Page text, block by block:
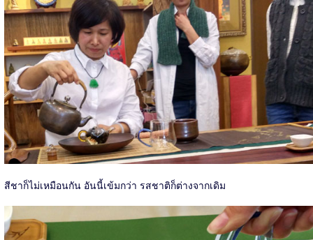
สีชาก็ไม่เหมือนกัน อันนี้เข้มกว่า รสชาติก็ต่างจากเดิม